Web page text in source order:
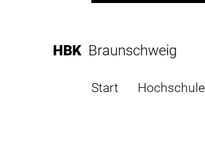
Hauptnavigation
HBK Braunschweig
Start Hochschule